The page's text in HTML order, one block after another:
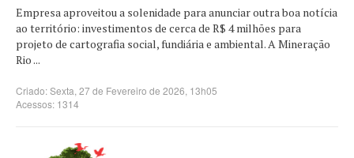
Empresa aproveitou a solenidade para anunciar outra boa notícia
ao território: investimentos de cerca de R$ 4 milhões para
projeto de cartografia social, fundiária e ambiental. A Mineração
Rio ...
Criado: Sexta, 27 de Fevereiro de 2026, 13h05
Acessos: 1314